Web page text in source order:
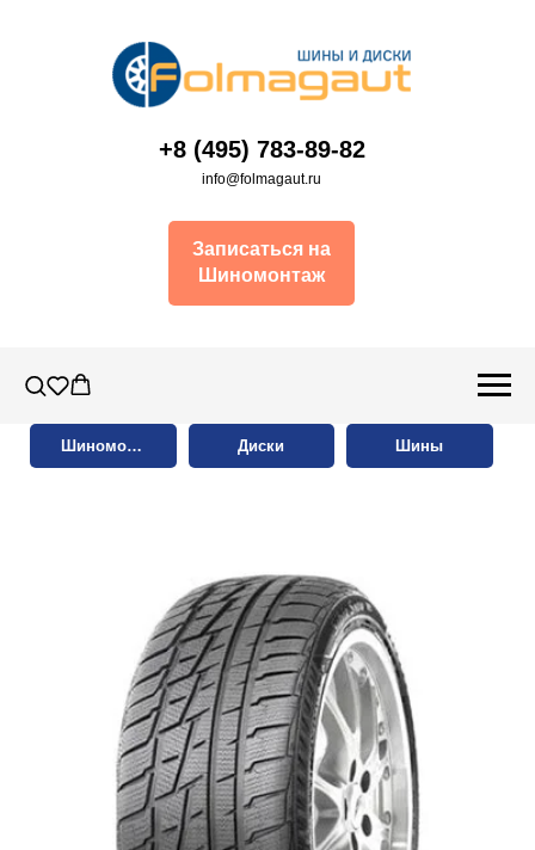
+8 (495) 783-89-82
info@folmagaut.ru
Записаться на
Шиномонтаж
Шиномонтаж Диски Шины